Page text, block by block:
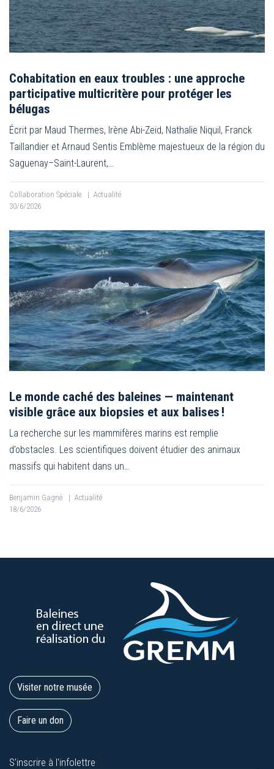
Cohabitation en eaux troubles : une approche
participative multicritère pour protéger les
bélugas
Écrit par Maud Thermes, Irène Abi-Zeid, Nathalie Niquil, Franck
Taillandier et Arnaud Sentis Emblème majestueux de la région du
Saguenay–Saint-Laurent,…
Collaboration Spéciale | Actualité
30/6/2026
Le monde caché des baleines — maintenant
visible grâce aux biopsies et aux balises !
La recherche sur les mammifères marins est remplie
d’obstacles. Les scientifiques doivent étudier des animaux
massifs qui habitent dans un…
Benjamin Gagné | Actualité
18/6/2026
Visiter notre musée
Faire un don
S'inscrire à l'infolettre